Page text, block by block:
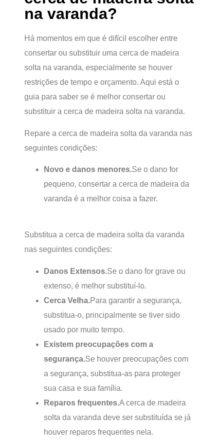
na varanda?
Há momentos em que é difícil escolher entre
consertar ou substituir uma cerca de madeira
solta na varanda, especialmente se houver
restrições de tempo e orçamento. Aqui está o
guia para saber se é melhor consertar ou
substituir a cerca de madeira solta na varanda.
Repare a cerca de madeira solta da varanda nas
seguintes condições:
Novo e danos menores.Se o dano for
pequeno, consertar a cerca de madeira da
varanda é a melhor coisa a fazer.
Substitua a cerca de madeira solta da varanda
nas seguintes condições:
Danos Extensos.Se o dano for grave ou
extenso, é melhor substituí-lo.
Cerca Velha.Para garantir a segurança,
substitua-o, principalmente se tiver sido
usado por muito tempo.
Existem preocupações com a
segurança.Se houver preocupações com
a segurança, substitua-as para proteger
sua casa e sua família.
Reparos frequentes.A cerca de madeira
solta da varanda deve ser substituída se já
houver reparos frequentes nela.